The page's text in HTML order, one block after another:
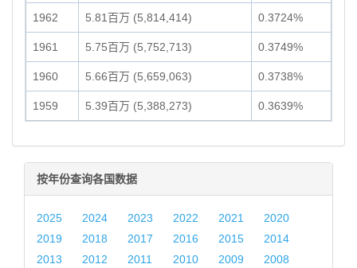
1962 5.81百万 (5,814,414) 0.3724%
1961 5.75百万 (5,752,713) 0.3749%
1960 5.66百万 (5,659,063) 0.3738%
1959 5.39百万 (5,388,273) 0.3639%
按年份查询各国数据
2025 2024 2023 2022 2021
2020
2019
2018 2017 2016 2015
2014
2013
2012 2011 2010 2009
2008